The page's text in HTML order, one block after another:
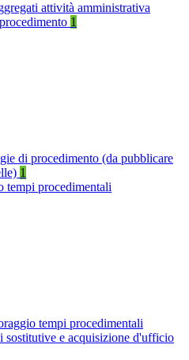
attività amministrativa
1
di procedimento (da pubblicare
1
tempi procedimentali
tempi procedimentali
sostitutive e acquisizione d'ufficio